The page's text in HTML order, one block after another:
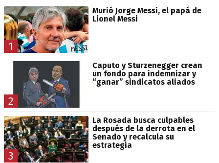
1
Murió Jorge Messi, el papá de
Lionel Messi
2
Caputo y Sturzenegger crean
un fondo para indemnizar y
“ganar” sindicatos aliados
3
La Rosada busca culpables
después de la derrota en el
Senado y recalcula su
estrategia